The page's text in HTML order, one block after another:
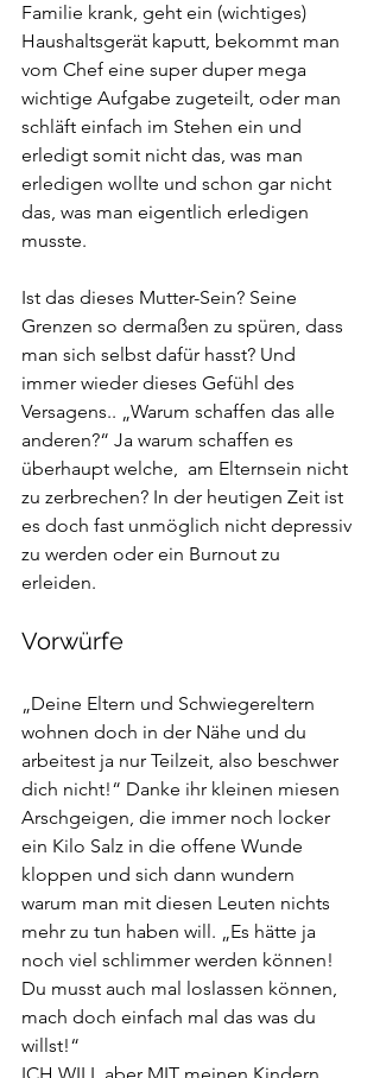
Familie krank, geht ein (wichtiges)
Haushaltsgerät kaputt, bekommt man
vom Chef eine super duper mega
wichtige Aufgabe zugeteilt, oder man
schläft einfach im Stehen ein und
erledigt somit nicht das, was man
erledigen wollte und schon gar nicht
das, was man eigentlich erledigen
musste.
Ist das dieses Mutter-Sein? Seine
Grenzen so dermaßen zu spüren, dass
man sich selbst dafür hasst? Und
immer wieder dieses Gefühl des
Versagens.. „Warum schaffen das alle
anderen?“ Ja warum schaffen es
überhaupt welche,  am Elternsein nicht
zu zerbrechen? In der heutigen Zeit ist
es doch fast unmöglich nicht depressiv
zu werden oder ein Burnout zu
erleiden.
Vorwürfe
„Deine Eltern und Schwiegereltern
wohnen doch in der Nähe und du
arbeitest ja nur Teilzeit, also beschwer
dich nicht!“ Danke ihr kleinen miesen
Arschgeigen, die immer noch locker
ein Kilo Salz in die offene Wunde
kloppen und sich dann wundern
warum man mit diesen Leuten nichts
mehr zu tun haben will. „Es hätte ja
noch viel schlimmer werden können!
Du musst auch mal loslassen können,
mach doch einfach mal das was du
willst!“